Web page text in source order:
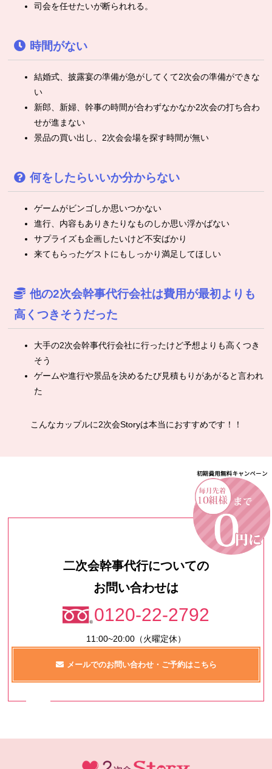
司会を任せたいが断られれる。
時間がない
結婚式、披露宴の準備が急がしてくて2次会の準備ができな
い
新郎、新婦、幹事の時間が合わずなかなか2次会の打ち合わ
せが進まない
景品の買い出し、2次会会場を探す時間が無い
何をしたらいいか分からない
ゲームがビンゴしか思いつかない
進行、内容もありきたりなものしか思い浮かばない
サプライズも企画したいけど不安ばかり
来てもらったゲストにもしっかり満足してほしい
他の2次会幹事代行会社は費用が最初よりも
高くつきそうだった
大手の2次会幹事代行会社に行ったけど予想よりも高くつき
そう
ゲームや進行や景品を決めるたび見積もりがあがると言われ
た
こんなカップルに2次会Storyは本当におすすめです！！
二次会幹事代行についての
お問い合わせは
0120-22-2792
11:00~20:00（火曜定休）
メールでのお問い合わせ・ご予約はこちら